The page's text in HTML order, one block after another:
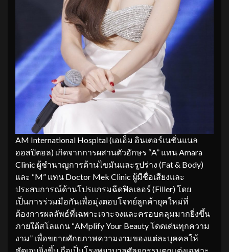
AM International Hospital (เอเอ็ม อินเตอร์เนชั่นแนล
ฮอสปิตอล) เกิดจากการผสานตัวอักษร “A” แทน Amara
Clinic ผู้ชำนาญการด้านไขมันและรูปร่าง (Fat & Body)
และ “M” แทน Doctor Mek Clinic ผู้มีชื่อเสียงและ
ประสบการณ์ด้านโปรแกรมฉีดฟิลเลอร์ (Filler) โดย
เป็นการร่วมมือกันเพื่อมุ่งตอบโจทย์ลูกค้ายุคใหม่ที่
ต้องการผลลัพธ์ที่เฉพาะเจาะจงและครอบคลุมมากยิ่งขึ้น
ภายใต้สโลแกน “AMplify Your Beauty โดดเด่นทุกความ
งาม” เพื่อขยายศักยภาพความงามของแต่ละบุคคลให้